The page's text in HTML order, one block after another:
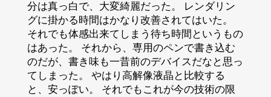
分は真っ白で、大変綺麗だった。 レンダリン
グに掛かる時間はかなり改善されてはいた。
それでも体感出来てしまう待ち時間というもの
はあった。 それから、専用のペンで書き込む
のだが、書き味も一昔前のデバイスだなと思っ
てしまった。 やはり高解像液晶と比較する
と、安っぽい。 それでもこれが今の技術の限